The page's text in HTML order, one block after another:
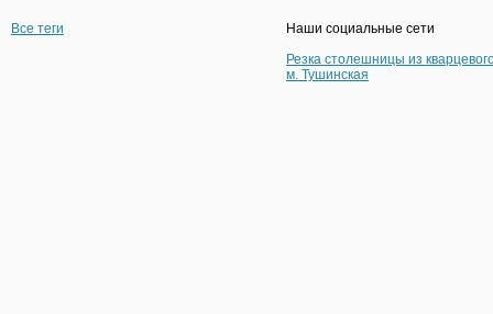
Все теги
Наши социальные сети
Резка столешницы из
м. Тушинская